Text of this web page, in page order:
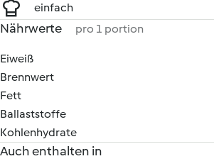
einfach
Nährwerte pro 1 portion
Eiweiß
Brennwert
Fett
Ballaststoffe
Kohlenhydrate
Auch enthalten in